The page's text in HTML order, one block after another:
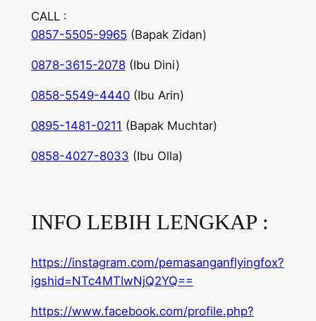
CALL :
0857-5505-9965 (Bapak Zidan)
0878-3615-2078(Ibu Dini)
0858-5549-4440(Ibu Arin)
0895-1481-0211 (Bapak Muchtar)
0858-4027-8033 (Ibu Olla)
INFO LEBIH LENGKAP :
https://instagram.com/pemasanganflyingfox?
igshid=NTc4MTIwNjQ2YQ==
https://www.facebook.com/profile.php?